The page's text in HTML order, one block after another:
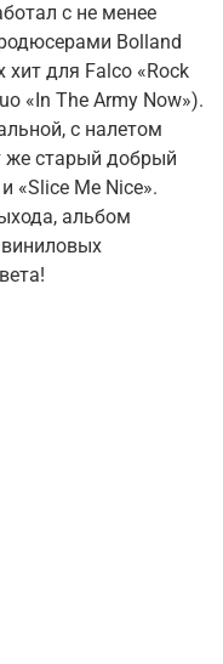
с не менее
Bolland
хит для Falco «Rock
«In The Army Now»).
с налетом
же старый добрый
«Slice Me Nice».
альбом